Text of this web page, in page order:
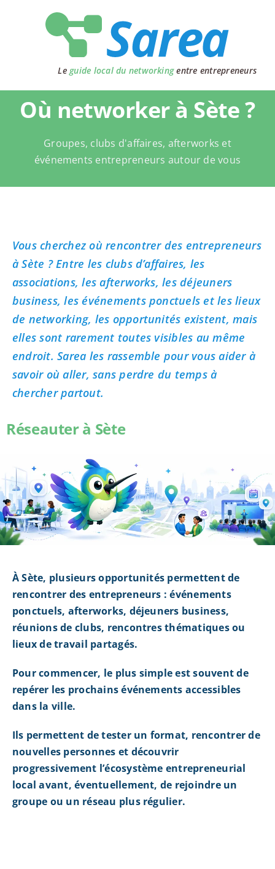
Le guide local du networkingentre entrepreneurs
Où networker à Sète ?
Groupes, clubs d'affaires, afterworks et
événements entrepreneurs autour de vous
Vous cherchez où rencontrer des entrepreneurs
à Sète ? Entre les clubs d’affaires, les
associations, les afterworks, les déjeuners
business, les événements ponctuels et les lieux
de networking, les opportunités existent, mais
elles sont rarement toutes visibles au même
endroit. Sarea les rassemble pour vous aider à
savoir où aller, sans perdre du temps à
chercher partout.
Réseauter à Sète
À Sète, plusieurs opportunités permettent de
rencontrer des entrepreneurs : événements
ponctuels, afterworks, déjeuners business,
réunions de clubs, rencontres thématiques ou
lieux de travail partagés.
Pour commencer, le plus simple est souvent de
repérer les prochains événements accessibles
dans la ville.
Ils permettent de tester un format, rencontrer de
nouvelles personnes et découvrir
progressivement l’écosystème entrepreneurial
local avant, éventuellement, de rejoindre un
groupe ou un réseau plus régulier.